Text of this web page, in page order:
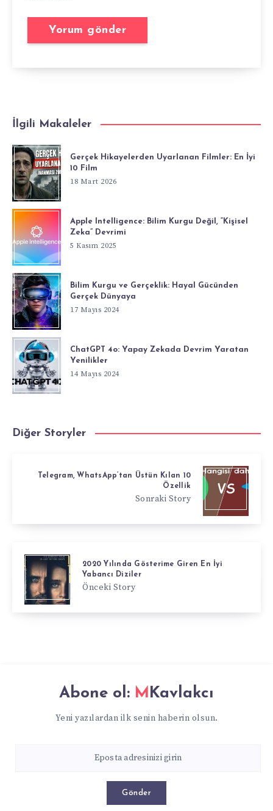
İlgili Makaleler
Gerçek Hikayelerden Uyarlanan Filmler: En İyi
10 Film
18 Mart 2026
Apple Intelligence: Bilim Kurgu Değil, “Kişisel
Zeka” Devrimi
5 Kasım 2025
Bilim Kurgu ve Gerçeklik: Hayal Gücünden
Gerçek Dünyaya
17 Mayıs 2024
ChatGPT 4o: Yapay Zekada Devrim Yaratan
Yenilikler
14 Mayıs 2024
Diğer Storyler
Telegram, WhatsApp’tan Üstün Kılan 10
Özellik
Sonraki Story
2020 Yılında Gösterime Giren En İyi
Yabancı Diziler
Önceki Story
Abone ol: MKavlakcı
Yeni yazılardan ilk senin haberin olsun.
Gönder